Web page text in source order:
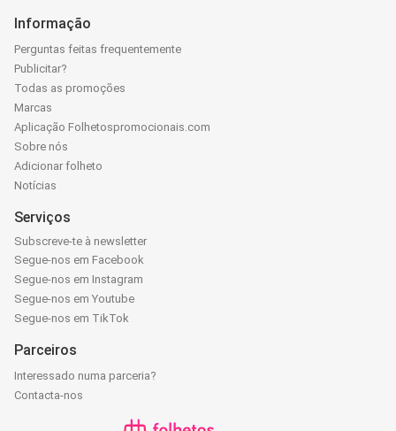
Informação
Perguntas feitas frequentemente
Publicitar?
Todas as promoções
Marcas
Aplicação Folhetospromocionais.com
Sobre nós
Adicionar folheto
Notícias
Serviços
Subscreve-te à newsletter
Segue-nos em Facebook
Segue-nos em Instagram
Segue-nos em Youtube
Segue-nos em TikTok
Parceiros
Interessado numa parceria?
Contacta-nos